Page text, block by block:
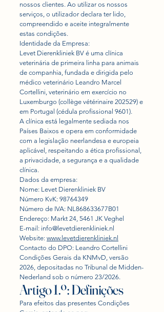
nossos clientes. Ao utilizar os nossos
serviços, o utilizador declara ter lido,
compreendido e aceite integralmente
estas condições.
Identidade da Empresa:
Levet Dierenkliniek BV é uma clínica
veterinária de primeira linha para animais
de companhia, fundada e dirigida pelo
médico veterinário Leandro Marcel
Cortellini, veterinário em exercício no
Luxemburgo (collège vétérinaire 202529) e
em Portugal (cédula profissional 9601).
A clínica está legalmente sediada nos
Países Baixos e opera em conformidade
com a legislação neerlandesa e europeia
aplicável, respeitando a ética profissional,
a privacidade, a segurança e a qualidade
clínica.
Dados da empresa:
Nome: Levet Dierenkliniek BV
Número KvK: 98764349
Número de IVA: NL868633677B01
Endereço: Markt 24, 5461 JK Veghel
E-mail: info@levetdierenkliniek.nl
Website: www.levetdierenkliniek.nl
Contacto do DPO: Leandro Cortellini
Condições Gerais da KNMvD, versão
2026, depositadas no Tribunal de Midden-
Nederland sob o número 23/2026.
Artigo 1.º: Definições
Para efeitos das presentes Condições